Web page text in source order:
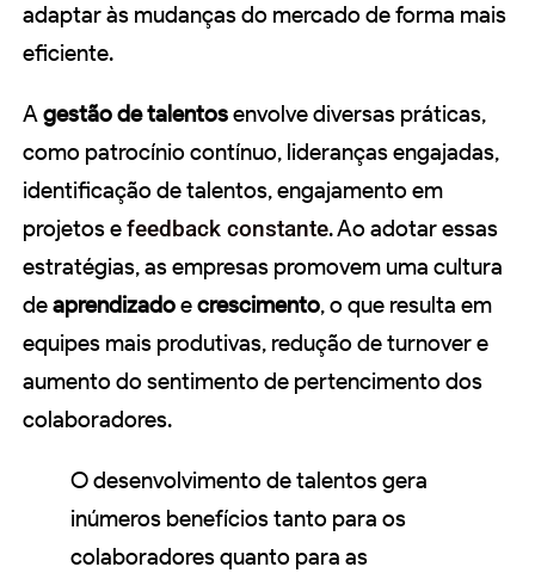
adaptar às mudanças do mercado de forma mais
eficiente.
Agestão de talentosenvolve diversas práticas,
como patrocínio contínuo, lideranças engajadas,
identificação de talentos, engajamento em
projetos efeedback constante. Ao adotar essas
estratégias, as empresas promovem uma cultura
deaprendizadoecrescimento, o que resulta em
equipes mais produtivas, redução de turnover e
aumento do sentimento de pertencimento dos
colaboradores.
O desenvolvimento de talentos gera
inúmeros benefícios tanto para os
colaboradores quanto para as